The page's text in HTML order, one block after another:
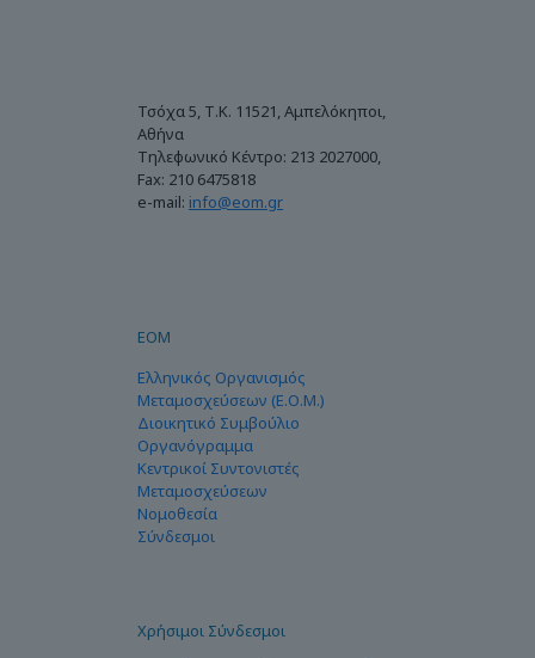
Τσόχα 5, Τ.Κ. 11521, Αμπελόκηποι,
Αθήνα
Τηλεφωνικό Κέντρο: 213 2027000,
Fax: 210 6475818
e-mail: info@eom.gr
ΕΟΜ
Ελληνικός Οργανισμός
Μεταμοσχεύσεων (Ε.Ο.Μ.)
Διοικητικό Συμβούλιο
Οργανόγραμμα
Κεντρικοί Συντονιστές
Μεταμοσχεύσεων
Νομοθεσία
Σύνδεσμοι
Χρήσιμοι Σύνδεσμοι